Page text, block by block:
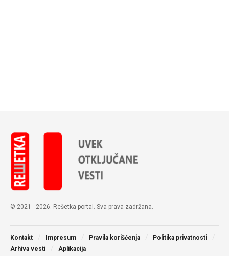
© 2021 - 2026. Rešetka portal. Sva prava zadržana.
Kontakt Impresum Pravila korišćenja
Politika privatnosti
Arhiva vesti
Aplikacija